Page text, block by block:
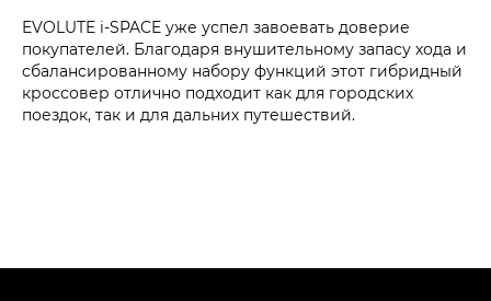
EVOLUTE i‑SPACE уже успел завоевать доверие
покупателей. Благодаря внушительному запасу хода и
сбалансированному набору функций этот гибридный
кроссовер отлично подходит как для городских
поездок, так и для дальних путешествий.